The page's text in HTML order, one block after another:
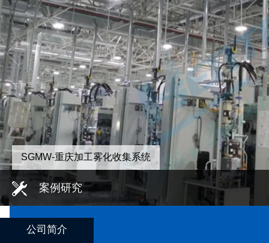
案例研究
SGMW-重庆加工雾化收集系统
公司简介